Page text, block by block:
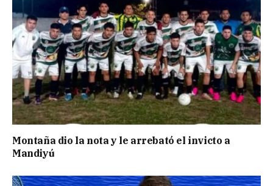
Montaña dio la nota y le arrebató el invicto a
Mandiyú